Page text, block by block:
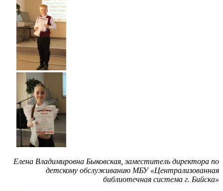
Елена Владимировна Быковская, заместитель директора по
детскому обслуживанию МБУ «Централизованная
библиотечная система г. Бийска»